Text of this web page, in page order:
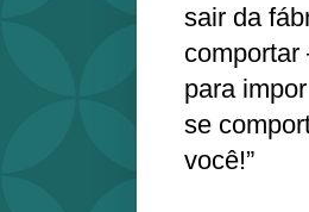
sair da
comportar
para
se
você!”